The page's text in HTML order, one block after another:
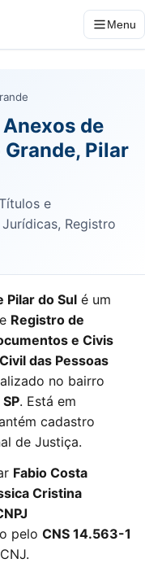
Menu
de
Pilar
e
Registro
Pilar do Sul é um
Registro de
e Civis
das Pessoas
no bairro
. Está em
cadastro
de Justiça.
Fabio Costa
Cristina
pelo CNS 14.563-1